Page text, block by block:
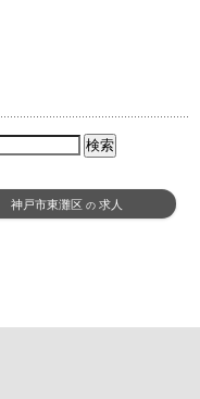
神戸市東灘区 の 求人